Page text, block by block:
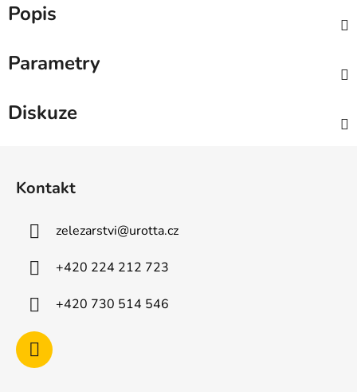
Popis
Parametry
Diskuze
Kontakt
zelezarstvi@urotta.cz
+420 224 212 723
+420 730 514 546